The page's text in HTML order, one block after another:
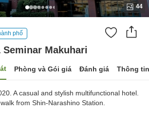
44
phố
Seminar Makuhari
Phòng và Gói giá Đánh giá Thông
A casual and stylish multifunctional hotel.
from Shin-Narashino Station.